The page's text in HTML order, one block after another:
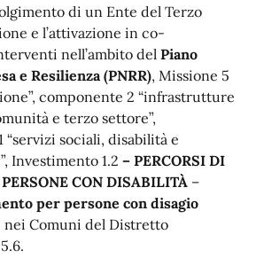
di un Ente del Terzo
e l’attivazione in co-
nell’ambito del Piano
e Resilienza (PNRR), Missione 5
componente 2 “infrastrutture
e terzo settore”,
“servizi sociali, disabilità e
Investimento 1.2 – PERCORSI DI
CON DISABILITÀ –
per persone con disagio
Comuni del Distretto